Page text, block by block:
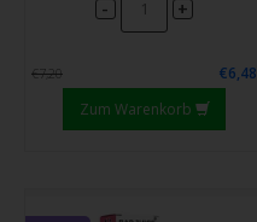
- +
€7,20
€6,48
Zum Warenkorb